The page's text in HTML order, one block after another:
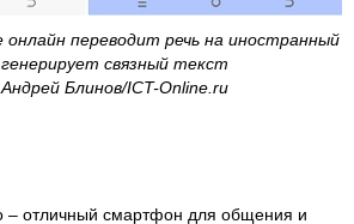
переводит речь на иностранный
связный текст
Блинов/ICT-Online.ru
– отличный смартфон для общения и